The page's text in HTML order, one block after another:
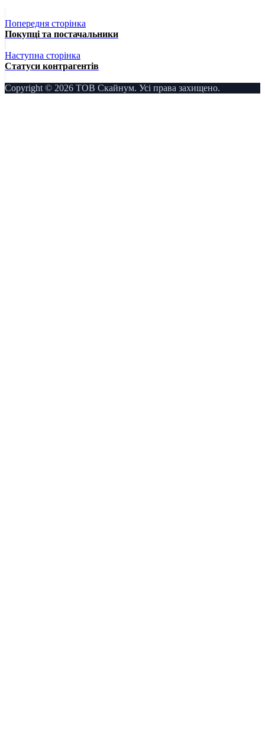
Попередня сторінка
Покупці та постачальники
Наступна сторінка
Статуси контрагентів
Copyright © 2026 ТОВ Скайнум. Усі права захищено.